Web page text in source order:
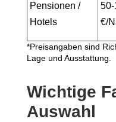
Pensionen /
Hotels
€/
*Preisangaben sind
Lage und Ausstattung.
Wichtige
Auswahl